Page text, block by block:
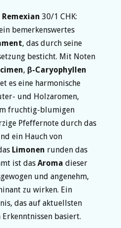
Remexian 30/1 CHK:
bemerkenswertes
, das durch seine
besticht. Mit Noten
, β-Caryophyllen
es eine harmonische
und Holzaromen,
fruchtig-blumigen
Pfeffernote durch das
ein Hauch von
Limonen runden das
ist das Aroma dieser
und angenehm,
zu wirken. Ein
das auf aktuellsten
basiert.